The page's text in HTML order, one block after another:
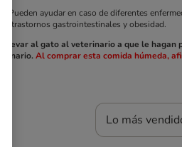
ayudar en caso de diferentes
trastornos gastrointestinales y obesidad.
al gato al veterinario a que le hagan
Al comprar esta comida húmeda,
Lo más